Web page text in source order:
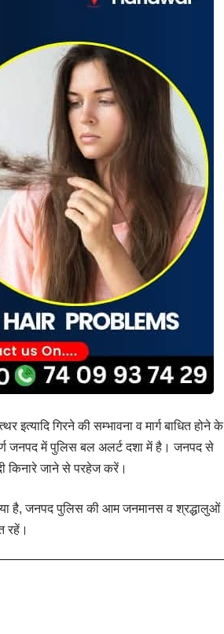
गिरने की सम्भावना व मार्ग बाधित होने के
जनपद में पुलिस बल अलर्ट दशा में है। जनपद से
किनारे जाने से परहेज करें।
है, जनपद पुलिस की आम जनमानस व श्रद्धालुओं
रहें।